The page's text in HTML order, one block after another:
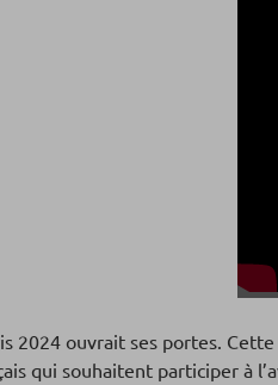
2024 ouvrait ses portes.
qui souhaitent participer à